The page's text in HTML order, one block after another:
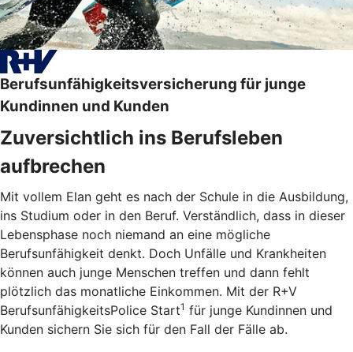
Berufsunfähigkeitsversicherung für junge
Kundinnen und Kunden
Zuversichtlich ins Berufsleben
aufbrechen
Mit vollem Elan geht es nach der Schule in die Ausbildung,
ins Studium oder in den Beruf. Verständlich, dass in dieser
Lebensphase noch niemand an eine mögliche
Berufsunfähigkeit denkt. Doch Unfälle und Krankheiten
können auch junge Menschen treffen und dann fehlt
plötzlich das monatliche Einkommen. Mit der R+V
BerufsunfähigkeitsPolice Start1 für junge Kundinnen und
Kunden sichern Sie sich für den Fall der Fälle ab.